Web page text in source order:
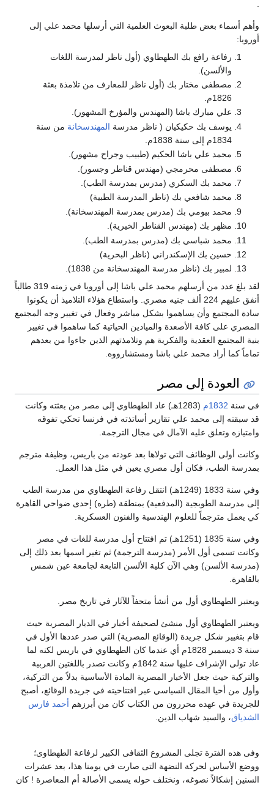
وأهم أسماء بعض طلبة البعوث العلمية التي أرسلها محمد علي إلى
أوروبا:
رفاعة رافع بك الطهطاوي (أول ناظر لمدرسة اللغات
والألسن).
مصطفى مختار بك (أول ناظر للمعارف من تلامذة بعثة
1826م.
علي مبارك باشا (المهندس والمؤرخ المشهور).
يوسف بك حكيكيان ( ناظر مدرسة المهندسخانة من سنة
1834م إلى سنة 1838م.
محمد علي باشا الحكيم (طبيب وجراح مشهور).
مصطفى محرمجي (مهندس قناطر وجسور).
محمد بك السكري (مدرس بمدرسة الطب).
محمد شافعي بك (ناظر المدرسة الطبية)
محمد بيومي بك (مدرس بمدرسة المهندسخانة).
مظهر بك (مهندس القناطر الخيرية).
محمد شباسي بك (مدرس بمدرسة الطب).
حسين بك الإسكندراني (ناظر البحرية)
لمبير بك (ناظر مدرسة المهندسخانة من 1838).
لقد بلغ عدد من أرسلهم محمد علي باشا إلى أوروبا في زمنه 319 طالباً
أنفق عليهم 224 ألف جنيه مصري. واستطاع هؤلاء التلاميذ أن يكونوا
سادة المجتمع وأن يساهموا بشكل مباشر وفعال في تغيير وجه المجتمع
المصري على كافة الأصعدة والميادين الحياتية كما ساهموا في تغيير
بنية المجتمع العقدية والفكرية هم وتلامذتهم الذين جاءوا من بعدهم
تماماً كما أراد محمد علي باشا ومستشارووه.
العودة إلى مصر
في سنة 1832م
(1283هـ) عاد الطهطاوي إلى مصر من بعثته وكانت
قد سبقته إلى محمد علي تقارير أساتذته في فرنسا تحكي تفوقه
وامتيازه وتعلق عليه الآمال في مجال الترجمة.
وكانت أولى الوظائف التي تولاها بعد عودته من باريس، وظيفة مترجم
بمدرسة الطب، فكان أول مصري يعين في مثل هذا العمل.
وفي سنة 1833 (1249هـ) انتقل رفاعة الطهطاوي من مدرسة الطب
إلى مدرسة الطوبجية (المدفعية) بمنطقة (طره) إحدى ضواحي القاهرة
كي يعمل مترجماً للعلوم الهندسية والفنون العسكرية.
وفي سنة 1835 (1251هـ) تم افتتاح أول مدرسة للغات في مصر
وكانت تسمى أول الأمر (مدرسة الترجمة) ثم تغير اسمها بعد ذلك إلى
(مدرسة الألسن) وهي الآن كلية الألسن التابعة لجامعة عين شمس
بالقاهرة.
ويعتبر الطهطاوي أول من أنشأ متحفاً للآثار في تاريخ مصر.
ويعتبر الطهطاوي أول منشئ لصحيفة أخبار في الديار المصرية حيث
قام بتغيير شكل جريدة (الوقائع المصرية) التي صدر عددها الأول في
سنة 3 ديسمبر 1828م أي عندما كان الطهطاوي في باريس لكنه لما
عاد تولى الإشراف عليها سنة 1842م وكانت تصدر باللغتين العربية
والتركية حيث جعل الأخبار المصرية المادة الأساسية بدلاً من التركية،
وأول من أحيا المقال السياسي عبر افتتاحيته في جريدة الوقائع، أصبح
للجريدة في عهده محررون من الكتاب كان من أبرزهم أحمد فارس
الشدياق، والسيد شهاب الدين.
وفى هذه الفترة تجلى المشروع الثقافى الكبير لرفاعة الطهطاوى؛
ووضع الأساس لحركة النضهة التى صارت في يومنا هذا، بعد عشرات
السنين إشكالاً نصوغه، ونختلف حوله يسمى الأصالة أم المعاصرة ! كان